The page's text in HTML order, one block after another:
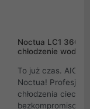
Noctua LC1
chłodzenie wodne
To już czas. AIO
Noctua!
chłodzenia cieczą